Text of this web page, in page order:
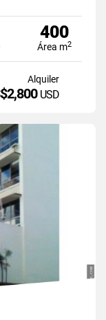
400
Área m2
Alquiler
USD